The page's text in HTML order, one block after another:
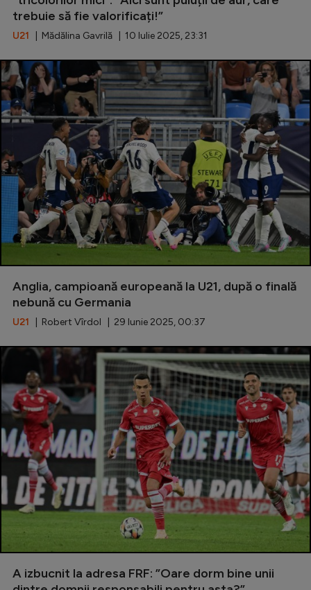
trebuie să fie valorificați!”
U21 | Mădălina Gavrilă | 10 Iulie 2025, 23:31
Anglia, campioană europeană la U21, după o finală
nebună cu Germania
U21 | Robert Vîrdol | 29 Iunie 2025, 00:37
A izbucnit la adresa FRF: ”Oare dorm bine unii